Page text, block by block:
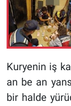
Kuryenin iş
an be an
bir halde